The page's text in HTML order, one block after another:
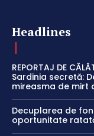
Headlines
REPORTAJ DE
Sardinia secretă:
mireasma de mirt
Decuplarea de
oportunitate